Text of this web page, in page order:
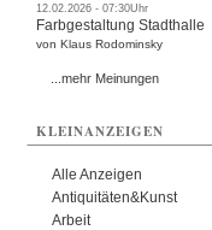
12.02.2026 - 07:30Uhr
Farbgestaltung Stadthalle
von Klaus Rodominsky
...mehr Meinungen
KLEINANZEIGEN
Alle Anzeigen
Antiquitäten&Kunst
Arbeit